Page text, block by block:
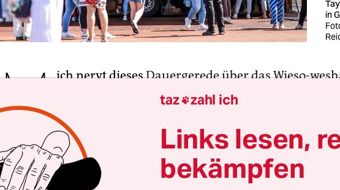
in
M ich nervt diesesDauergerede über das Wieso-
um Taylor Swift!“, sagt der
Handy-Bildschirm eilig mit der Faust.
„Die Leute versuchen eben die gefühlte kapitalistische
Keim zu verstehen!“
taz zahl ich
Links lesen,
bekämpfen